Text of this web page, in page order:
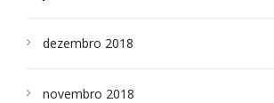
dezembro 2018
novembro 2018